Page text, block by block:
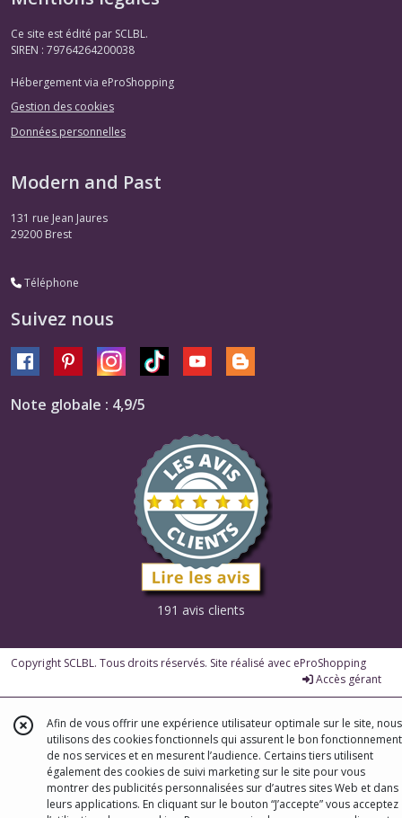
Ce site est édité par SCLBL.
SIREN : 79764264200038
Hébergement via eProShopping
Gestion des cookies
Données personnelles
Modern and Past
131 rue Jean Jaures
29200 Brest
Téléphone
Suivez nous
Note globale : 4,9/5
191 avis clients
Copyright SCLBL. Tous droits réservés. Site réalisé avec eProShopping
Accès gérant
Afin de vous offrir une expérience utilisateur optimale sur le site, nous
utilisons des cookies fonctionnels qui assurent le bon fonctionnement
de nos services et en mesurent l’audience. Certains tiers utilisent
également des cookies de suivi marketing sur le site pour vous
montrer des publicités personnalisées sur d’autres sites Web et dans
leurs applications. En cliquant sur le bouton “J’accepte” vous acceptez